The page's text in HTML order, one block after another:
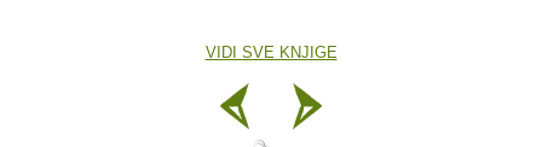
VIDI SVE KNJIGE